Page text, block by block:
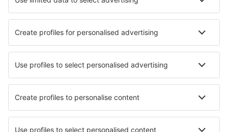
Cele mai bune hoteluri - orașe
Hoteluri în Playa Panama Hoteluri în Hédé-Bazouges
Hoteluri în Capalbio Hoteluri în Vysokoye
Hoteluri în Stjarnhov Hoteluri în La Saulsotte
Hoteluri în Wijk bij Duurstede